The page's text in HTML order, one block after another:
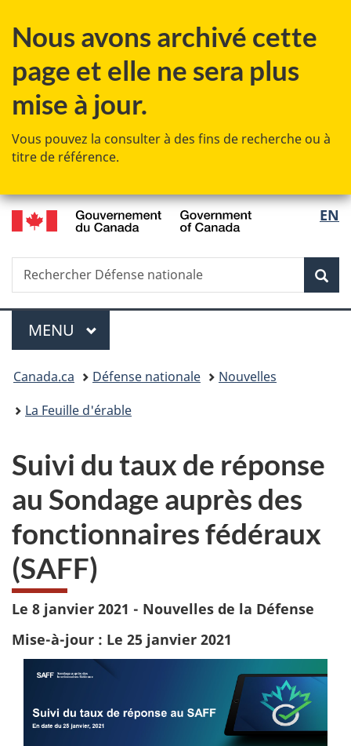
au
principal
à
Au
»
à
version
Nous avons archivé cette
page et elle ne sera plus
mise à jour.
Vous pouvez la consulter à des fins de recherche ou à
titre de référence.
de
la
EN
Recherche
Rechercher
Défense
Menu
MENU PRINCIPAL
Vous
êtes
Canada.ca Défense nationale
Nouvelles
La Feuille d'érable
Suivi du taux de réponse
au Sondage auprès des
fonctionnaires fédéraux
(SAFF)
Le 8 janvier 2021 - Nouvelles de la Défense
Mise-à-jour : Le 25 janvier 2021